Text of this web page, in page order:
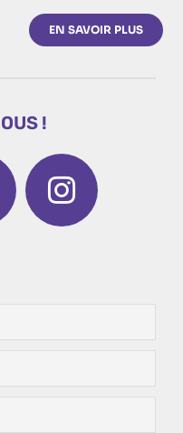
EN SAVOIR PLUS
!